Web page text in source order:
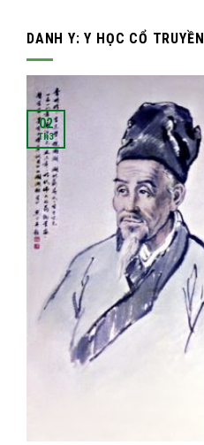
DANH Y: Y HỌC CỔ TRUYỀN
02
Th3